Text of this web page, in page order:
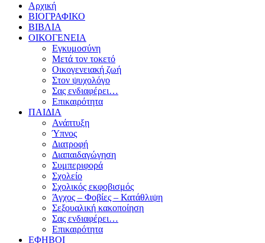
Αρχική
ΒΙΟΓΡΑΦΙΚΟ
ΒΙΒΛΙΑ
ΟΙΚΟΓΕΝΕΙΑ
Εγκυμοσύνη
Μετά τον τοκετό
Οικογενειακή ζωή
Στον ψυχολόγο
Σας ενδιαφέρει…
Επικαιρότητα
ΠΑΙΔΙΑ
Ανάπτυξη
Ύπνος
Διατροφή
Διαπαιδαγώγηση
Συμπεριφορά
Σχολείο
Σχολικός εκφοβισμός
Άγχος – Φοβίες – Κατάθλιψη
Σεξουαλική κακοποίηση
Σας ενδιαφέρει…
Επικαιρότητα
ΕΦΗΒΟΙ